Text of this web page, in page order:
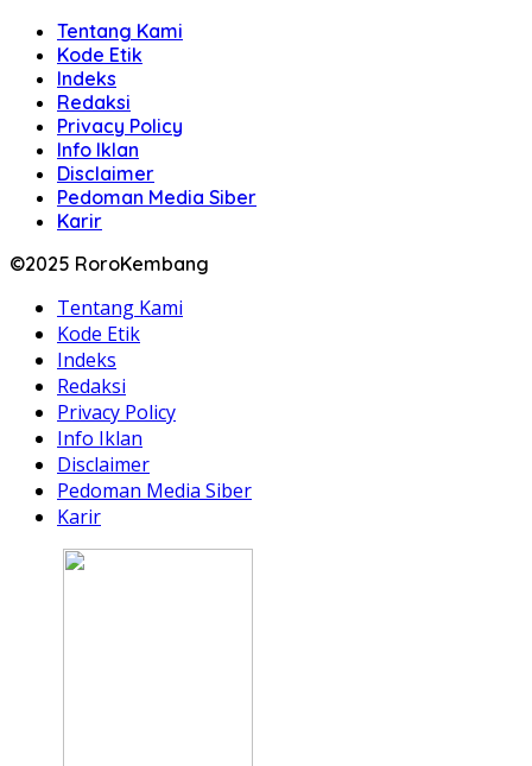
Tentang Kami
Kode Etik
Indeks
Redaksi
Privacy Policy
Info Iklan
Disclaimer
Pedoman Media Siber
Karir
©2025 RoroKembang
Tentang Kami
Kode Etik
Indeks
Redaksi
Privacy Policy
Info Iklan
Disclaimer
Pedoman Media Siber
Karir